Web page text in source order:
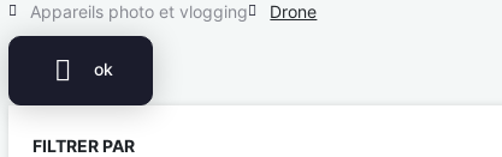
Appareils photo et vlogging Drone
 ok
FILTRER PAR